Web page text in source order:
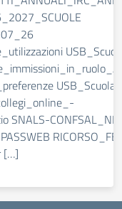
SNALS-
[…]